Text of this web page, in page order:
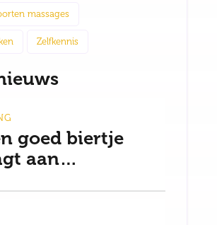
massages
Zelfkennis
goed biertje
aan